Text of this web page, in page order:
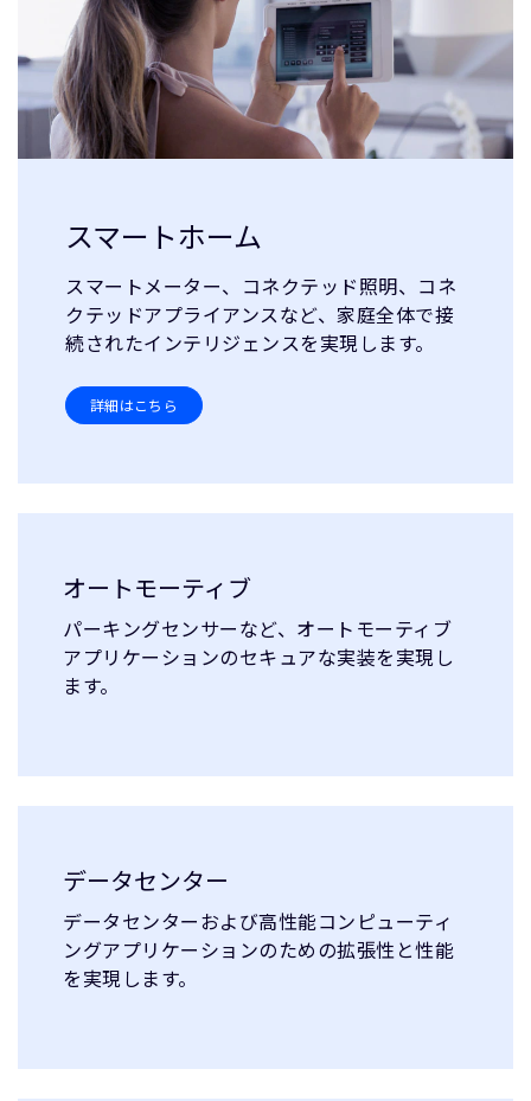
スマートホーム
スマートメーター、コネクテッド照明、コネ
クテッドアプライアンスなど、家庭全体で接
続されたインテリジェンスを実現します。
詳細はこちら
オートモーティブ
パーキングセンサーなど、オートモーティブ
アプリケーションのセキュアな実装を実現し
ます。
データセンター
データセンターおよび高性能コンピューティ
ングアプリケーションのための拡張性と性能
を実現します。